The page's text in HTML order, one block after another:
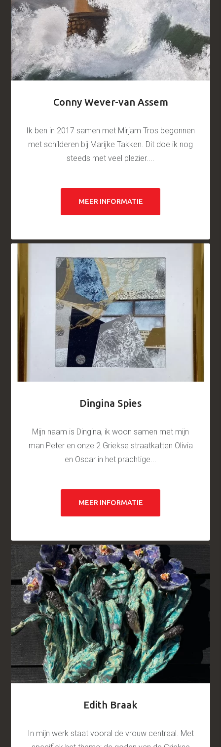
Conny Wever-van Assem
Ik ben in 2017 samen met Mirjam Tros begonnen
met schilderen bij Marijke Takken. Dit doe ik nog
steeds met veel plezier....
MEER INFORMATIE
Dingina Spies
Mijn naam is Dingina, ik woon samen met mijn
man Peter en onze 2 Griekse straatkatten Olivia
en Oscar in het prachtige...
MEER INFORMATIE
Edith Braak
In mijn werk staat vooral de vrouw centraal. Met